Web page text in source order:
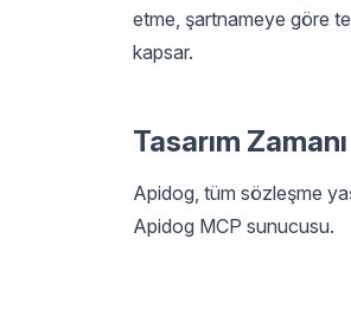
etme, şartnameye göre
kapsar.
Tasarım
Apidog, tüm sözleşme
Apidog MCP sunucusu.